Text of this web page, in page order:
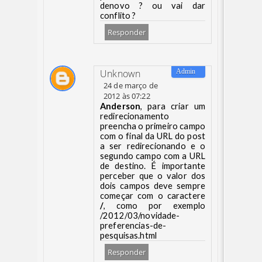
denovo ? ou vai dar
conflito ?
Responder
Unknown
24 de março de
2012 às 07:22
Anderson, para criar um
redirecionamento
preencha o primeiro campo
com o final da URL do post
a ser redirecionando e o
segundo campo com a URL
de destino. É importante
perceber que o valor dos
dois campos deve sempre
começar com o caractere
/, como por exemplo
/2012/03/novidade-
preferencias-de-
pesquisas.html
Responder